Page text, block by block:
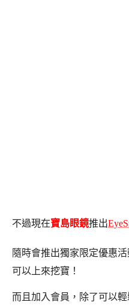
不過現在寶島眼鏡推出
隨時會推出獨家限定優惠
可以上來挖寶！
而且加入會員，除了可以